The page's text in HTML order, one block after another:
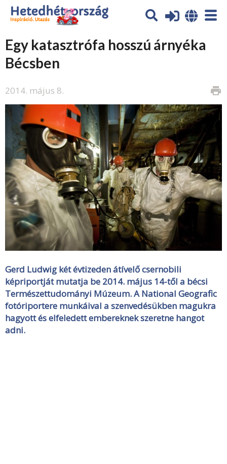
Egy katasztrófa hosszú árnyéka
Bécsben
2014. május 8. print
Gerd Ludwig két évtizeden átívelő csernobili
képriportját mutatja be 2014. május 14-től a bécsi
Természettudományi Múzeum. A National Geografic
fotóriportere munkáival a szenvedésükben magukra
hagyott és elfeledett embereknek szeretne hangot
adni.